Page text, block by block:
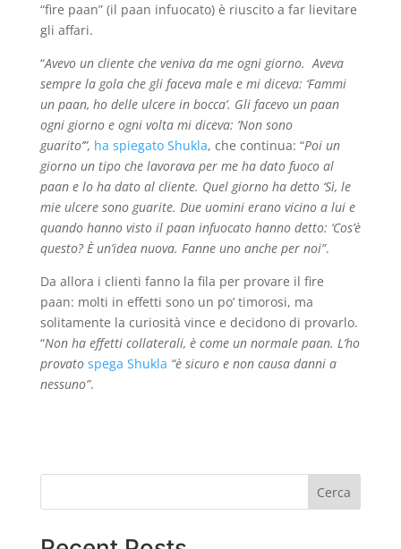
“fire paan” (il paan infuocato) è riuscito a far lievitare
gli affari.
“Avevo un cliente che veniva da me ogni giorno. Aveva
sempre la gola che gli faceva male e mi diceva: ‘Fammi
un paan, ho delle ulcere in bocca’. Gli facevo un paan
ogni giorno e ogni volta mi diceva: ‘Non sono
guarito’”, ha spiegato Shukla, che continua: “Poi un
giorno un tipo che lavorava per me ha dato fuoco al
paan e lo ha dato al cliente. Quel giorno ha detto ‘Sì, le
mie ulcere sono guarite. Due uomini erano vicino a lui e
quando hanno visto il paan infuocato hanno detto: ‘Cos’è
questo? È un’idea nuova. Fanne uno anche per noi”.
Da allora i clienti fanno la fila per provare il fire
paan: molti in effetti sono un po’ timorosi, ma
solitamente la curiosità vince e decidono di provarlo.
“Non ha effetti collaterali, è come un normale paan. L’ho
provato spega Shukla “è sicuro e non causa danni a
nessuno”.
Cerca